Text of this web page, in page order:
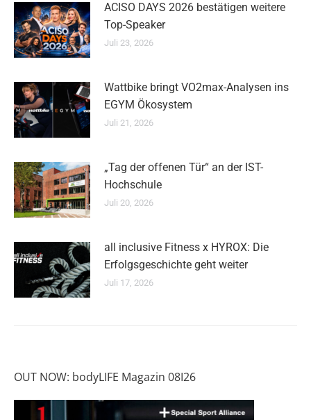
ACISO DAYS 2026 bestätigen weitere
Top-Speaker
Juli 23, 2026
Wattbike bringt VO2max-Analysen ins
EGYM Ökosystem
Juli 21, 2026
„Tag der offenen Tür“ an der IST-
Hochschule
Juli 20, 2026
all inclusive Fitness x HYROX: Die
Erfolgsgeschichte geht weiter
Juli 17, 2026
OUT NOW: bodyLIFE Magazin 08I26